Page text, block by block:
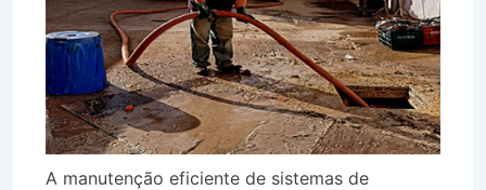
A manutenção eficiente de sistemas de